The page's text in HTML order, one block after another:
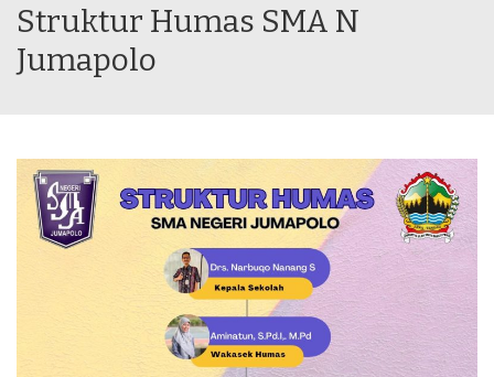
Struktur Humas SMA N
Jumapolo